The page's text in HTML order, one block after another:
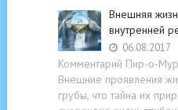
Внешняя
внутренней
06.08.2017
Комментарий Пир-о-
Внешние проявления
грубы, что тайна их